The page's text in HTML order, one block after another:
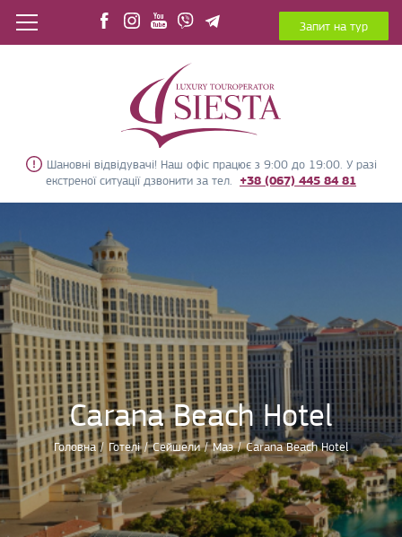
Шановні відвідувачі! Наш офіс працює з 9:00 до 19:00. У разі
екстреної ситуації дзвонити за тел. +38 (067) 445 84 81
Запит на тур
Carana Beach Hotel
Головна / Готелі / Сейшели / Маэ / Carana Beach Hotel